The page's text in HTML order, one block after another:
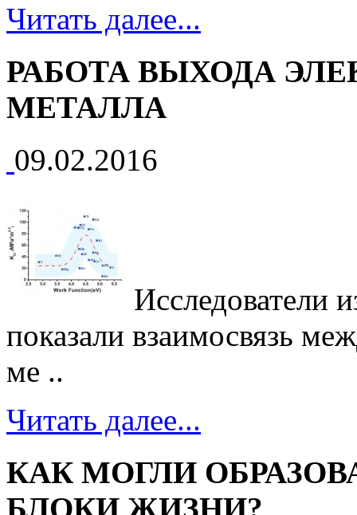
Читать далее...
РАБОТА ВЫХОДА
МЕТАЛЛА
09.02.2016
Исследователи
показали взаимосвязь
ме ..
Читать далее...
КАК МОГЛИ